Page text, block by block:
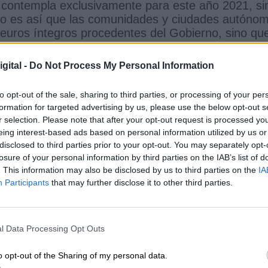
- Do Not Process My Personal Information
opt-out of the sale, sharing to third parties, or processing of your
for targeted advertising by us, please use the below opt-out
selection. Please note that after your opt-out request is processed
interest-based ads based on personal information utilized by us
to third parties prior to your opt-out. You may separately
of your personal information by third parties on the IAB’s list of
This information may also be disclosed by us to third parties on the
Participants that may further disclose it to other third parties.
Data Processing Opt Outs
opt-out of the Sharing of my personal data.
exclusivamente para este año 2021,
es así que las comunidades y ciudades
íntegros procedentes del Gobierno, sino
del año y los 26 restantes para el próximo
de tecnificación y/o instalaciones
eficiencia energética y actualizarán sus
que viene.
de Deportes Miquel Iceta
Ministerio de Cultura y Deporte
RELACIONADAS